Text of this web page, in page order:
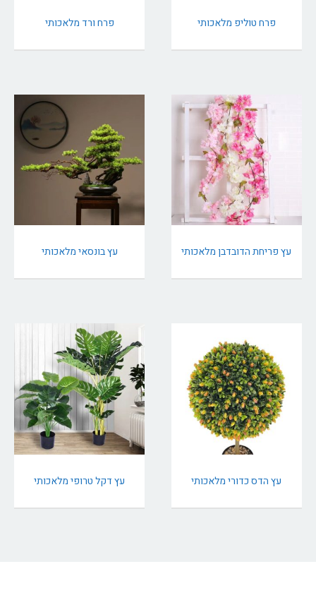
פרח טוליפ מלאכותי פרח ורד מלאכותי
עץ פריחת הדובדבן מלאכותי עץ בונסאי מלאכותי
עץ הדס כדורי מלאכותי עץ דקל טרופי מלאכותי